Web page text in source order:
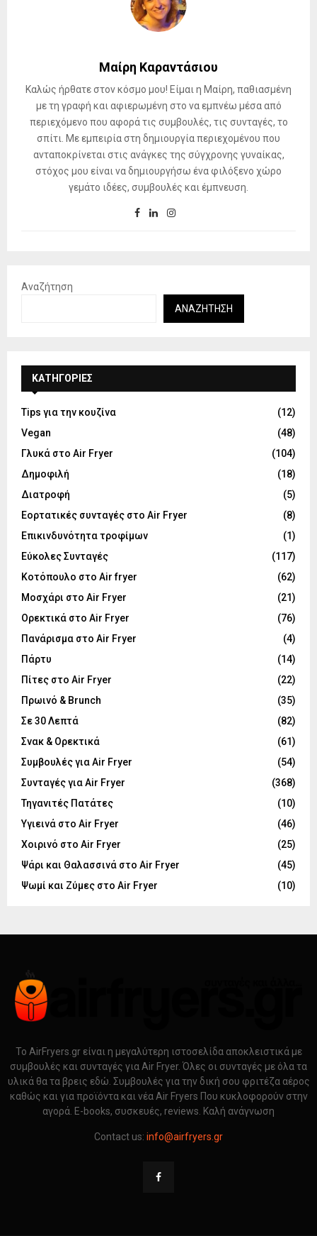
Μαίρη Καραντάσιου
Καλώς ήρθατε στον κόσμο μου! Είμαι η Μαίρη, παθιασμένη
με τη γραφή και αφιερωμένη στο να εμπνέω μέσα από
περιεχόμενο που αφορά τις συμβουλές, τις συνταγές, το
σπίτι. Με εμπειρία στη δημιουργία περιεχομένου που
ανταποκρίνεται στις ανάγκες της σύγχρονης γυναίκας,
στόχος μου είναι να δημιουργήσω ένα φιλόξενο χώρο
γεμάτο ιδέες, συμβουλές και έμπνευση.
Αναζήτηση
ΑΝΑΖΉΤΗΣΗ
KΑΤΗΓΟΡΊΕΣ
Tips για την κουζίνα
(12)
Vegan
(48)
Γλυκά στο Air Fryer
(104)
Δημοφιλή
(18)
Διατροφή
(5)
Εορτατικές συνταγές στο Air Fryer
(8)
Επικινδυνότητα τροφίμων
(1)
Εύκολες Συνταγές
(117)
Κοτόπουλο στο Air fryer
(62)
Μοσχάρι στο Air Fryer
(21)
Ορεκτικά στο Air Fryer
(76)
Πανάρισμα στο Air Fryer
(4)
Πάρτυ
(14)
Πίτες στο Air Fryer
(22)
Πρωινό & Brunch
(35)
Σε 30 Λεπτά
(82)
Σνακ & Ορεκτικά
(61)
Συμβουλές για Air Fryer
(54)
Συνταγές για Air Fryer
(368)
Τηγανιτές Πατάτες
(10)
Υγιεινά στο Air Fryer
(46)
Χοιρινό στο Air Fryer
(25)
Ψάρι και Θαλασσινά στο Air Fryer
(45)
Ψωμί και Ζύμες στο Air Fryer
(10)
Το AirFryers.gr είναι η μεγαλύτερη ιστοσελίδα αποκλειστικά με
συμβουλές και συνταγές για Air Fryer. Όλες οι συνταγές με όλα τα
υλικά θα τα βρεις εδώ. Συμβουλές για την δική σου φριτέζα αέρος
καθώς και για προϊόντα και νέα Air Fryers Που κυκλοφορούν στην
αγορά. E-books, συσκευές, reviews. Καλή ανάγνωση
Contact us: info@airfryers.gr